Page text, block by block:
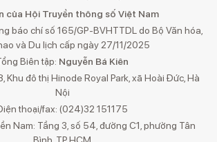
của Hội Truyền thông số Việt Nam
báo chí số 165/GP-BVHTTDL do Bộ Văn hóa,
và Du lịch cấp ngày 27/11/2025
Biên tập: Nguyễn Bá Kiên
Khu đô thị Hinode Royal Park, xã Hoài Đức, Hà
Nội
thoại/fax: (024)32 151175
Nam: Tầng 3, số 54, đường C1, phường Tân